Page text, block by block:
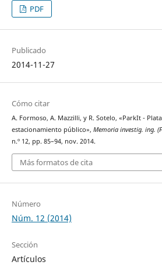
PDF
Publicado
2014-11-27
Cómo citar
A. Formoso, A. Mazzilli, y R. Sotelo, «ParkIt -
estacionamiento público», Memoria investig. ing.
n.º 12, pp. 85–94, nov. 2014.
Más formatos de cita
Número
Núm. 12 (2014)
Sección
Artículos